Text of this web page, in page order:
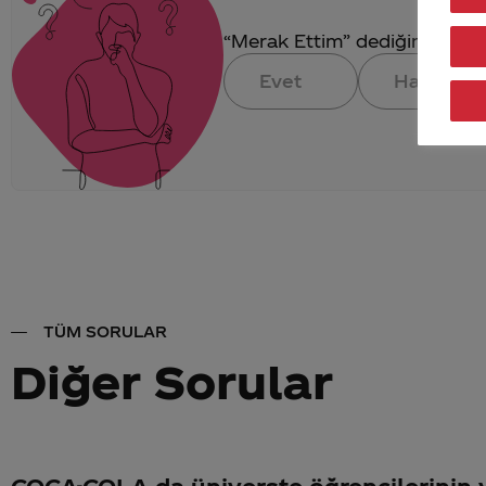
“Merak Ettim” dediğin
Evet
Hayır
TÜM SORULAR
Diğer Sorular